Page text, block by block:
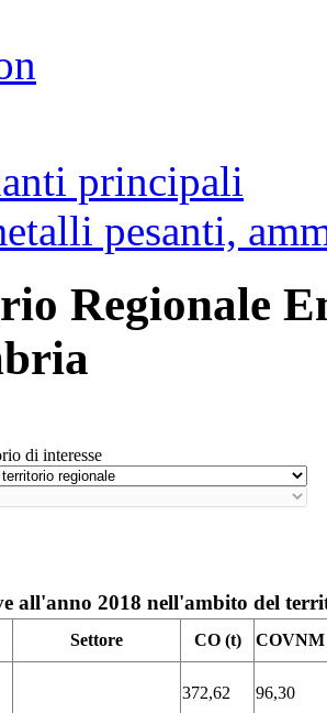
principali
pesanti,
Regionale
di interesse
all'anno 2018 nell'ambito del
Settore CO (t)
COVNM
372,62 96,30